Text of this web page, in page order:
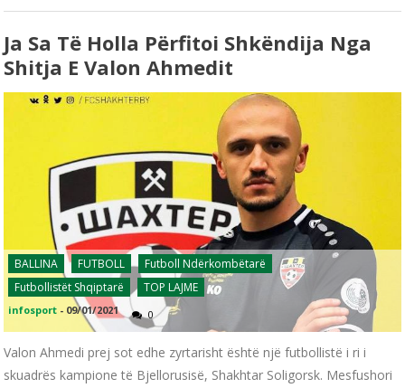
Ja Sa Të Holla Përfitoi Shkëndija Nga
Shitja E Valon Ahmedit
BALLINA FUTBOLL
Futboll Ndërkombëtarë
Futbollistët Shqiptarë
TOP LAJME
infosport - 09/01/2021 0
Valon Ahmedi prej sot edhe zyrtarisht është një futbollistë i ri i
skuadrës kampione të Bjellorusisë, Shakhtar Soligorsk. Mesfushori